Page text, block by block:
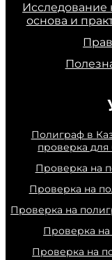
Исследование
основа и
Полиграф в
проверка для
Проверка на
Проверка на
Проверка на
Проверка на
Проверка на